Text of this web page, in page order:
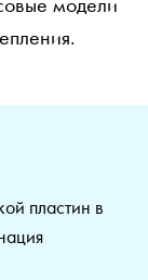
пластин в